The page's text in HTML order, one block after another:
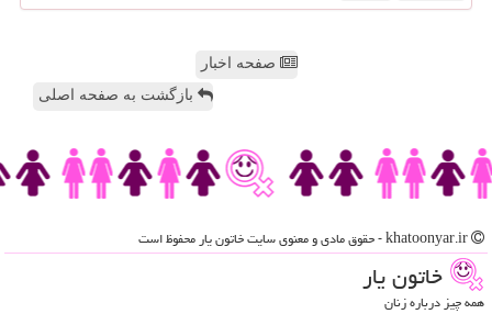
صفحه اخبار
بازگشت به صفحه اصلی
خاتون یار
همه چیز درباره زنان